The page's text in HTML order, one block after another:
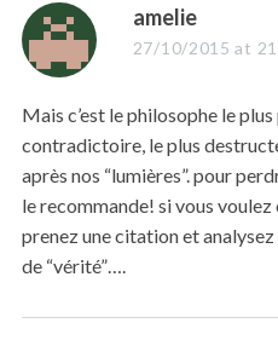
s
a
s
:
amelie
27/10/2015 at
Mais c’est le philosophe le
contradictoire, le plus
après nos “lumières”. pour
le recommande! si vous
prenez une citation et
de “vérité”….
f
o
r